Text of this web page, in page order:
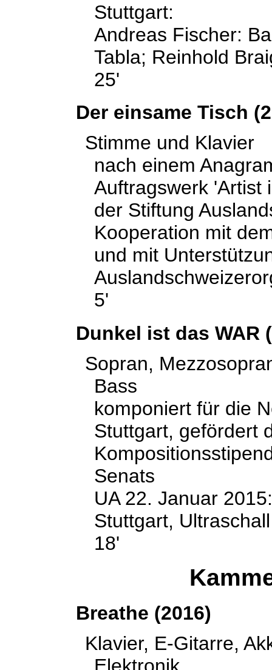
Stuttgart:
Andreas Fischer:
Tabla; Reinhold
25'
Der einsame Tisch
Stimme und Klavier
nach einem
Auftragswerk 'Artist
der Stiftung
Kooperation mit
und mit
5'
Dunkel ist das WAR
Sopran,
Bass
komponiert für die
Stuttgart, gefördert
Senats
UA 22. Januar
Stuttgart,
18'
Breathe (2016)
Klavier, E-Gitarre,
Elektronik